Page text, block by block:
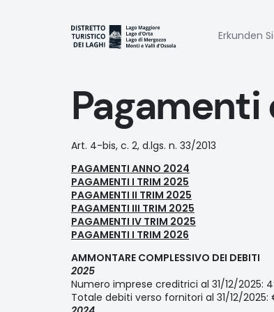
Erkunden
Art. 4-bis, c. 2, d.lgs. n. 33/2013
PAGAMENTI ANNO 2024
PAGAMENTI I TRIM 2025
PAGAMENTI II TRIM 2025
PAGAMENTI III TRIM 2025
PAGAMENTI IV TRIM 2025
PAGAMENTI I TRIM 2026
AMMONTARE COMPLESSIVO DEI DEBITI
2025
Numero imprese creditrici al 31/12/2025:
Totale debiti verso fornitori al 31/12/2025: